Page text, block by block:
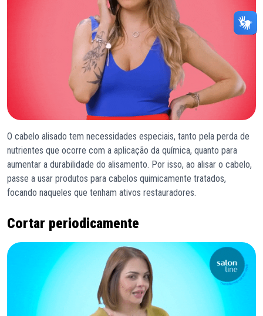
O cabelo alisado tem necessidades especiais, tanto pela perda de
nutrientes que ocorre com a aplicação da química, quanto para
aumentar a durabilidade do alisamento. Por isso, ao alisar o cabelo,
passe a usar produtos para cabelos quimicamente tratados,
focando naqueles que tenham ativos restauradores.
Cortar periodicamente